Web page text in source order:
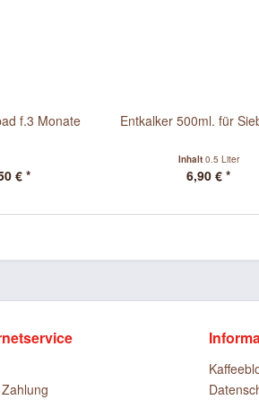
f.3 Monate
€ *
Entkalker 500ml. für
Inhalt 0.5 Liter
6,90 € *